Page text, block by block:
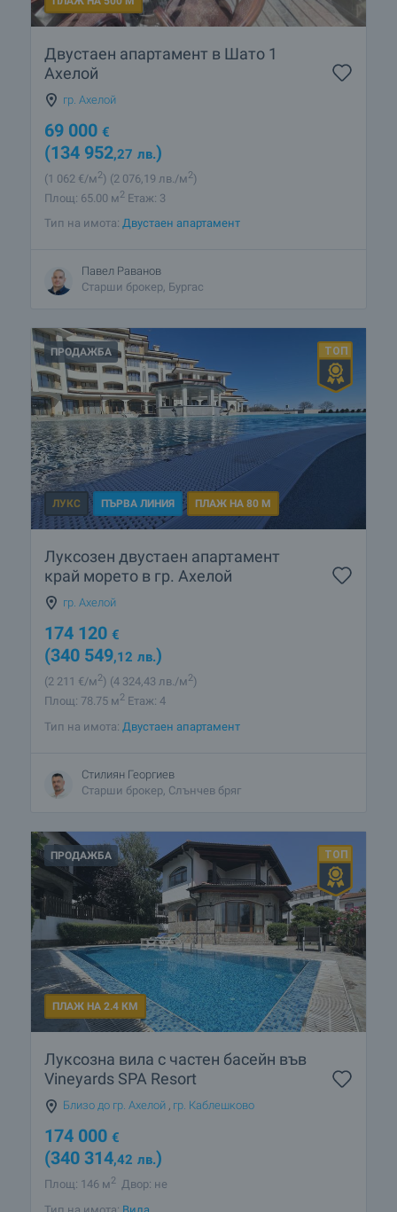
Ахелой?
Двустаен апартамент в Шато 1
Ахелой
гр. Ахелой
69 000 €
(134 952,27 лв.)
(1 062 €/м2) (2 076 ,19 лв./м2)
Площ: 65.00 м2 Етаж: 3
Тип на имота: Двустаен апартамент
Павел Раванов
Старши брокер, Бургас
ПРОДАЖБА
ЛУКС ПЪРВА ЛИНИЯ ПЛАЖ НА 80 М
Луксозен двустаен апартамент
край морето в гр. Ахелой
гр. Ахелой
174 120 €
(340 549,12 лв.)
(2 211 €/м2) (4 324,43 лв./м2)
Площ: 78.75 м2 Етаж: 4
Тип на имота: Двустаен апартамент
Стилиян Георгиев
Старши брокер, Слънчев бряг
ПРОДАЖБА
ПЛАЖ НА 2.4 КМ
Луксозна вила с частен басейн във
Vineyards SPA Resort
Близо до гр. Ахелой , гр. Каблешково
174 000 €
(340 314,42 лв.)
Площ: 146 м2 Двор: не